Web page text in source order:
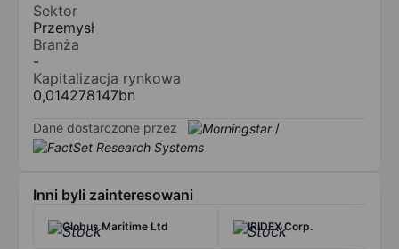
Sektor
Przemysł
Branża
-
Kapitalizacja rynkowa
0,014278147bn
Dane dostarczone przez /
Inni byli zainteresowani
Globus Maritime Ltd IRIDEX Corp.